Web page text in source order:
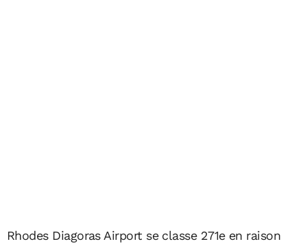
Rhodes Diagoras Airport se classe 271e en raison